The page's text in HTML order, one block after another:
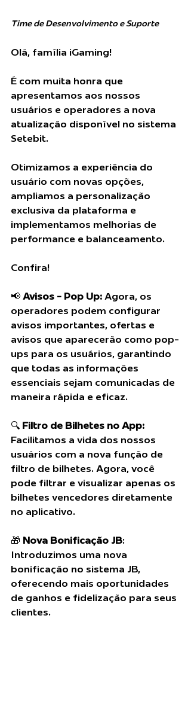
Time de Desenvolvimento e Suporte
Olá, família iGaming!
É com muita honra que
apresentamos aos nossos
usuários e operadores a nova
atualização disponível no sistema
Setebit.
Otimizamos a experiência do
usuário com novas opções,
ampliamos a personalização
exclusiva da plataforma e
implementamos melhorias de
performance e balanceamento.
Confira!
📢 Avisos - Pop Up: Agora, os
operadores podem configurar
avisos importantes, ofertas e
avisos que aparecerão como pop-
ups para os usuários, garantindo
que todas as informações
essenciais sejam comunicadas de
maneira rápida e eficaz.
🔍 Filtro de Bilhetes no App:
Facilitamos a vida dos nossos
usuários com a nova função de
filtro de bilhetes. Agora, você
pode filtrar e visualizar apenas os
bilhetes vencedores diretamente
no aplicativo.
🎁 Nova Bonificação JB:
Introduzimos uma nova
bonificação no sistema JB,
oferecendo mais oportunidades
de ganhos e fidelização para seus
clientes.